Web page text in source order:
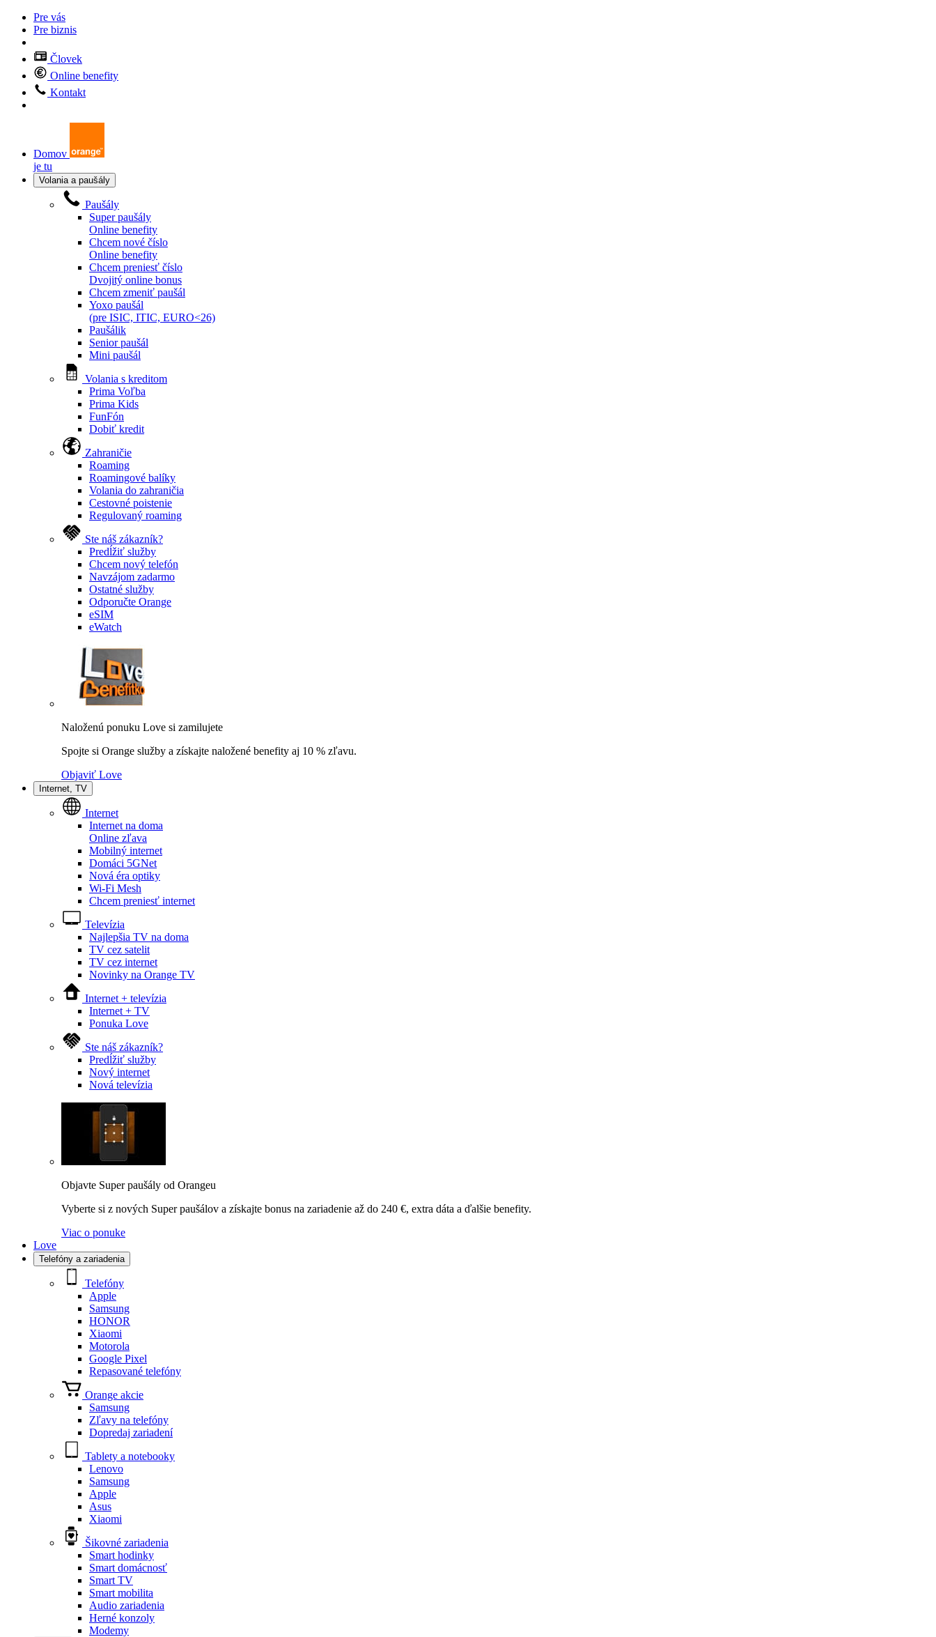
Pre vás
Pre biznis
Človek
Online benefity
Kontakt
Domov
je tu
Volania a paušály
Paušály
Super paušály
Online benefity
Chcem nové číslo
Online benefity
Chcem preniesť číslo
Dvojitý online bonus
Chcem zmeniť paušál
Yoxo paušál
(pre ISIC, ITIC, EURO<26)
Paušálik
Senior paušál
Mini paušál
Volania s kreditom
Prima Voľba
Prima Kids
FunFón
Dobiť kredit
Zahraničie
Roaming
Roamingové balíky
Volania do zahraničia
Cestovné poistenie
Regulovaný roaming
Ste náš zákazník?
Predĺžiť služby
Chcem nový telefón
Navzájom zadarmo
Ostatné služby
Odporučte Orange
eSIM
eWatch
Naloženú ponuku Love si zamilujete
Spojte si Orange služby a získajte naložené benefity aj 10 % zľavu.
Objaviť Love
Internet, TV
Internet
Internet na doma
Online zľava
Mobilný internet
Domáci 5GNet
Nová éra optiky
Wi-Fi Mesh
Chcem preniesť internet
Televízia
Najlepšia TV na doma
TV cez satelit
TV cez internet
Novinky na Orange TV
Internet + televízia
Internet + TV
Ponuka Love
Ste náš zákazník?
Predĺžiť služby
Nový internet
Nová televízia
Objavte Super paušály od Orangeu
Vyberte si z nových Super paušálov a získajte bonus na zariadenie až do 240 €, extra dáta a ďalšie benefity.
Viac o ponuke
Love
Telefóny a zariadenia
Telefóny
Apple
Samsung
HONOR
Xiaomi
Motorola
Google Pixel
Repasované telefóny
Orange akcie
Samsung
Zľavy na telefóny
Dopredaj zariadení
Tablety a notebooky
Lenovo
Samsung
Apple
Asus
Xiaomi
Šikovné zariadenia
Smart hodinky
Smart domácnosť
Smart TV
Smart mobilita
Audio zariadenia
Herné konzoly
Modemy